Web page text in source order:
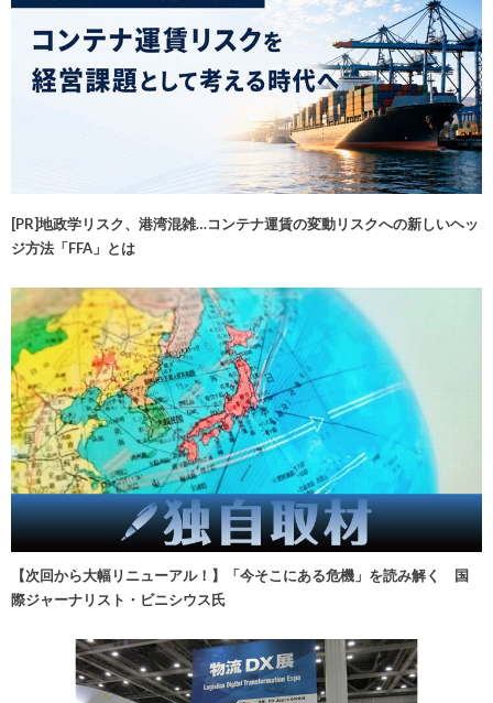
[PR]地政学リスク、港湾混雑…コンテナ運賃の変動リスクへの新しいヘッ
ジ方法「FFA」とは
【次回から大幅リニューアル！】「今そこにある危機」を読み解く 国
際ジャーナリスト・ビニシウス氏